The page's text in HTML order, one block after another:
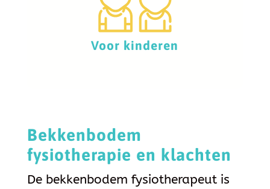
Voor kinderen
Bekkenbodem
fysiotherapie en klachten
De bekkenbodem fysiotherapeut is